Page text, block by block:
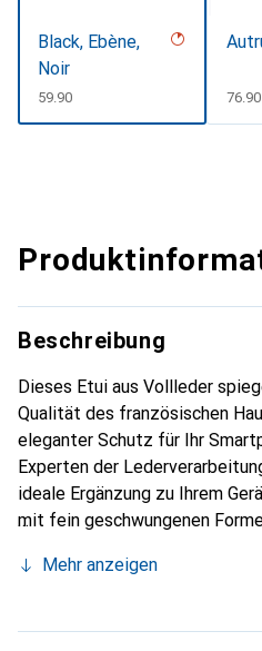
Black, Ebène,
Noir
CHF
59.90 CHF
76.90
Beschreibung
Dieses Etui aus Vollleder
Qualität des französischen
eleganter Schutz für Ihr
Experten der
ideale Ergänzung zu Ihrem
mit fein geschwungenen
Smartphone. Die Marke
Wahl für den anspruchsvollen
Mehr anzeigen